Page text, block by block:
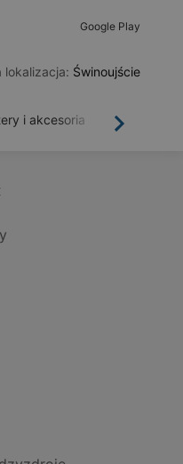
Google Play
lokalizacja: Świnoujście
Dalej
i akcesoria